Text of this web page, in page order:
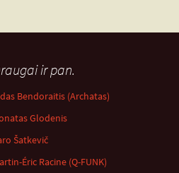
ir pan.
Bendoraitis (Archatas)
Glodenis
Šatkevič
Éric Racine (Q-FUNK)